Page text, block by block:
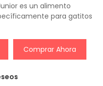
es un alimento
para gatitos
Comprar Ahora